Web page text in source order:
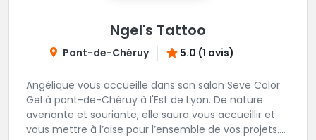
Ngel's Tattoo
Pont-de-Chéruy 5.0 (1 avis)
Angélique vous accueille dans son salon Seve Color
Gel à pont-de-Chéruy à l'Est de Lyon. De nature
avenante et souriante, elle saura vous accueillir et
vous mettre à l’aise pour l’ensemble de vos projets.